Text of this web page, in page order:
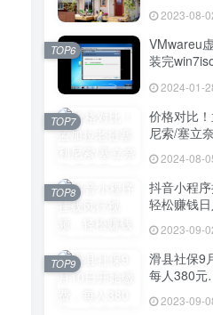
2023-08-
VMwareu
装完
2024-01-
TOP6
价格对比
尼索/塞立
2024-08-
TOP7
抖音小程
轻松赚钱
2023-09-
TOP8
滑县社保9
每人380
2023-09-
TOP9